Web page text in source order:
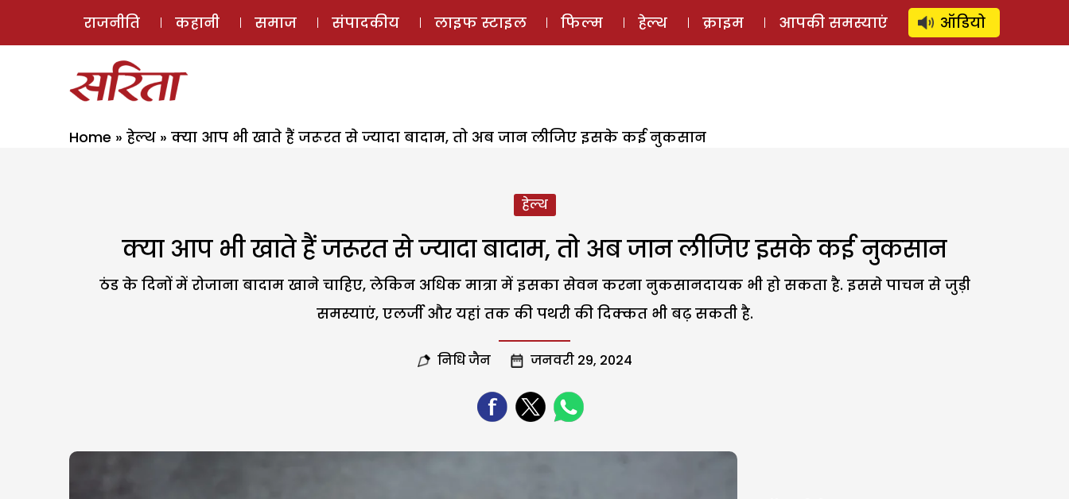
ई-मैगज़ीन ऑडियो स्टोरी लॉग इन ⚲ SUBSCRIBE
राजनीति कहानी समाज संपादकीय लाइफ स्टाइल फिल्म हेल्थ क्राइम आपकी समस्याएं ऑडियो
Home » हेल्थ » क्या आप भी खाते हैं जरूरत से ज्यादा बादाम, तो अब जान लीजिए इसके कई नुकसान
हेल्थ
क्या आप भी खाते हैं जरूरत से ज्यादा बादाम, तो अब जान लीजिए इसके कई नुकसान
ठंड के दिनों में रोजाना बादाम खाने चाहिए, लेकिन अधिक मात्रा में इसका सेवन करना नुकसानदायक भी हो सकता है. इससे पाचन से जुड़ी
समस्याएं, एलर्जी और यहां तक की पथरी की दिक्कत भी बढ़ सकती है.
निधि जैन जनवरी 29, 2024